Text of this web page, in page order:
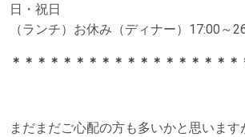
日・祝日
（ランチ）お休み（ディナー）17:00～
＊＊＊＊＊＊＊＊＊＊＊＊＊＊＊＊＊＊
まだまだご心配の方も多いかと思います